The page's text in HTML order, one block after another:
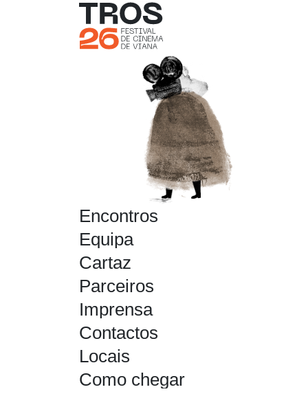
Encontros
Equipa
Cartaz
Parceiros
Imprensa
Contactos
Locais
Como chegar